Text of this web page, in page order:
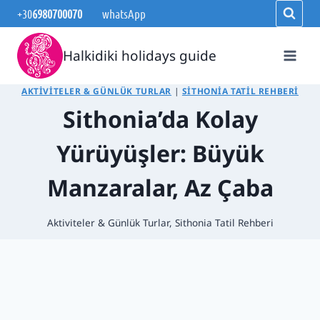
Skip
to
content
+306980700070 whatsApp
Halkidiki holidays guide
AKTIVITELER & GÜNLÜK TURLAR | SITHONIA TATIL REHBERI
Sithonia’da Kolay
Yürüyüşler: Büyük
Manzaralar, Az Çaba
Aktiviteler & Günlük Turlar, Sithonia Tatil Rehberi